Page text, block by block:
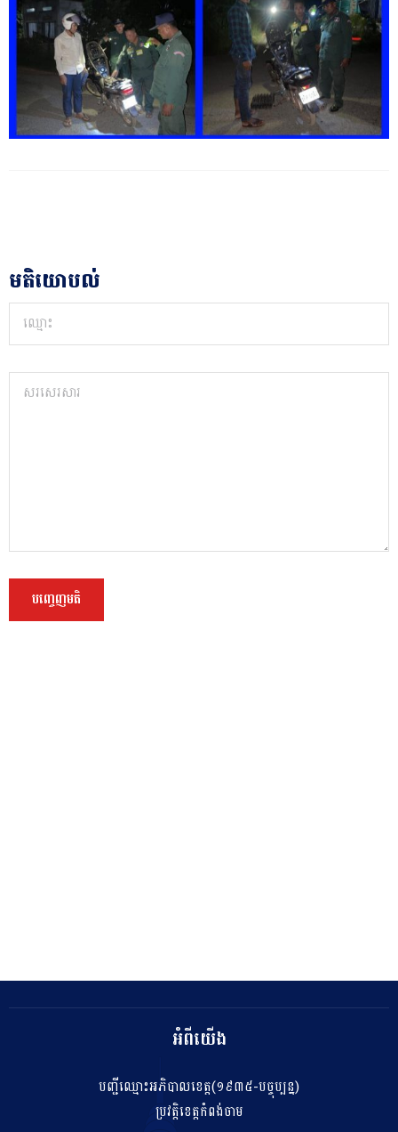
មតិយោបល់
អំពីយើង
បញ្ជីឈ្មោះអភិបាលខេត្ត(១៩៣៥-បច្ចុប្បន្ន)
ប្រវត្តិខេត្តកំពង់ចាម